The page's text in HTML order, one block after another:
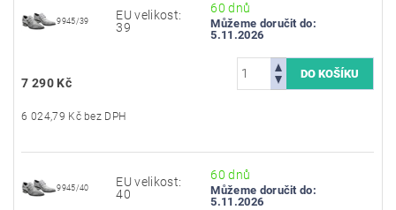
9945/39
EU velikost:
39
60 dnů
Můžeme doručit do:
5.11.2026
7 290 Kč
6 024,79 Kč bez DPH
9945/40
EU velikost:
40
60 dnů
Můžeme doručit do:
5.11.2026